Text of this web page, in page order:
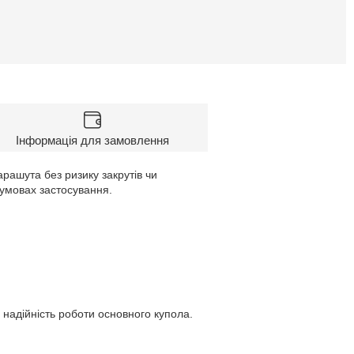
Інформація для замовлення
без ризику закрутів чи
застосування.
роботи основного купола.